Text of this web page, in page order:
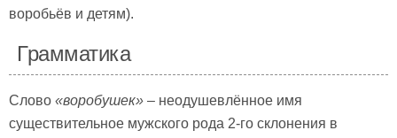
воробьёв и детям).
Грамматика
Слово «воробушек» – неодушевлённое имя
существительное мужского рода 2-го склонения в